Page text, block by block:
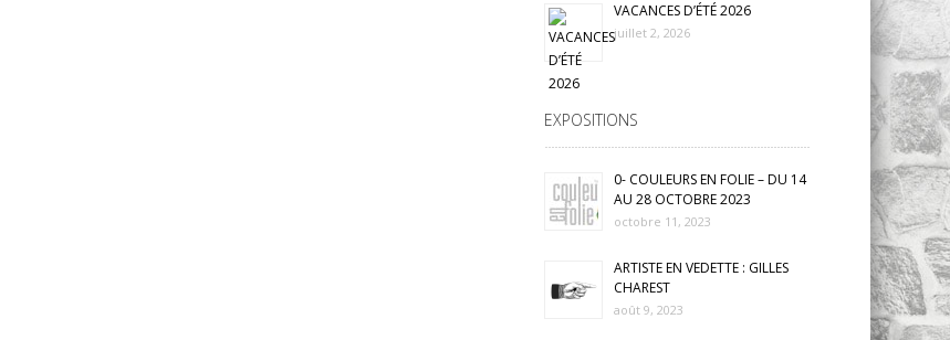
VACANCES D’ÉTÉ 2026
juillet 2, 2026
EXPOSITIONS
0- COULEURS EN FOLIE – DU 14
AU 28 OCTOBRE 2023
octobre 11, 2023
ARTISTE EN VEDETTE : GILLES
CHAREST
août 9, 2023